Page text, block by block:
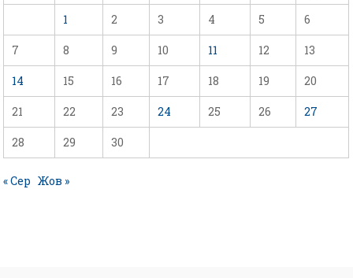
1 2 3 4 5 6
7 8 9 10 11 12 13
14 15 16 17 18 19 20
21 22 23 24 25 26 27
28 29 30
« Сер Жов »